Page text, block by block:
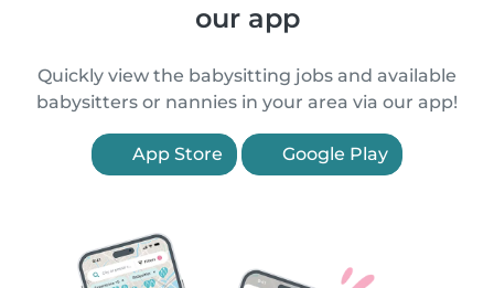
our app
Quickly view the babysitting jobs and available
babysitters or nannies in your area via our app!
App Store Google Play